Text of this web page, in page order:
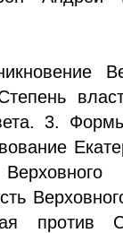
3.
против